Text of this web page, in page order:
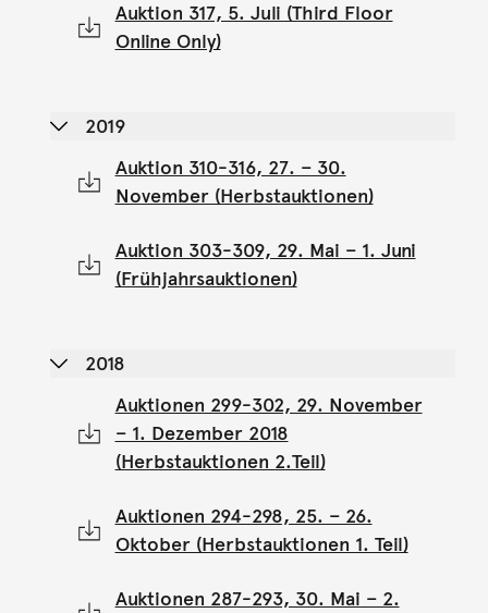
Auktion 317, 5. Juli (Third Floor
Online Only)
2019
Auktion 310-316, 27. – 30.
November (Herbstauktionen)
Auktion 303-309, 29. Mai – 1. Juni
(Frühjahrsauktionen)
2018
Auktionen 299-302, 29. November
– 1. Dezember 2018
(Herbstauktionen 2.Teil)
Auktionen 294-298, 25. – 26.
Oktober (Herbstauktionen 1. Teil)
Auktionen 287-293, 30. Mai – 2.